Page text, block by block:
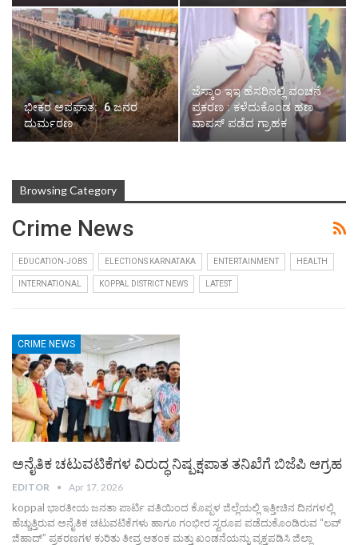
ಭೀಕರ ಅಪಘಾತ: 6 ಜನರ
ದುರ್ಮರಣ
ಜೆಸ್ಕಾಂ ಇಇ ಹೆಸರಿನಲ್ಲಿ ವಂಚನೆ
ಪ್ರಕರಣ : ಕಳೆದುಕೊಂಡ ಹಣ
ವಾಪಸ್ ಪಡೆದ ಗ್ರಾಹಕ
Browsing Category
Crime News
EDUCATION-JOBS ELECTIONS KARNATAKA ENTERTAINMENT HEALTH
INTERNATIONAL KOPPAL DISTRICT NEWS LATEST
CRIME NEWS
ಅನೈತಿಕ ಚಟುವಟಿಕೆಗಳ ವಿರುದ್ಧ ನಿಷ್ಪಕ್ಷಪಾತ ತನಿಖೆಗೆ ಬಿಜೆಪಿ ಆಗ್ರಹ
EDITOR Apr 17, 2026
koppal ಭಾರತೀಯ ಜನತಾ ಪಾರ್ಟಿ ವತಿಯಿಂದ ಕೊಪ್ಪಳ ಜಿಲ್ಲೆಯಲ್ಲಿ ಇತ್ತೀಚಿನ ದಿನಗಳಲ್ಲಿ
ಹೆಚ್ಚುತ್ತಿರುವ ಅನೈತಿಕ ಚಟುವಟಿಕೆಗಳು ಹಾಗೂ ಗಂಭೀರ ಸ್ವರೂಪ ಪಡೆದುಕೊಂಡಿರುವ “ಲವ್
ಜಿಹಾದ್” ಪ್ರಕರಣಗಳ ಕುರಿತು ತೀವ್ರ ಆತಂಕ ಮತ್ತು ಖಂಡನೆಯನ್ನು ವ್ಯಕ್ತಪಡಿಸಿ ಜಿಲ್ಲಾ